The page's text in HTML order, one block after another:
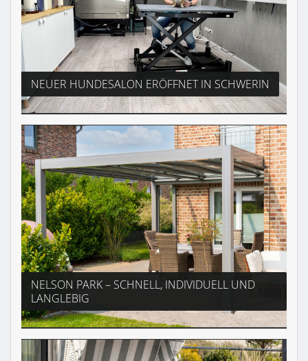
NEUER HUNDESALON ERÖFFNET IN SCHWERIN
NELSON PARK – SCHNELL, INDIVIDUELL UND
LANGLEBIG